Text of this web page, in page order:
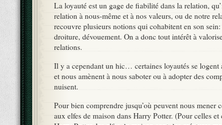
La loyauté est un gage de fiabilité dans la relation,
relation à nous-même et à nos valeurs, ou de notre
recouvre plusieurs notions qui cohabitent en son
droiture, dévouement. On a donc tout intérêt à
relations.
Il y a cependant un hic… certaines loyautés se logent
et nous amènent à nous saboter ou à adopter des
nuisent.
Pour bien comprendre jusqu’où peuvent nous mener
aux elfes de maison dans Harry Potter. (Pour celles et